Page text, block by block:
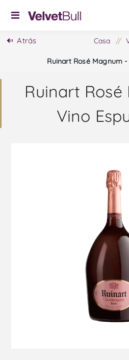
Atrás Casa /
Ruinart Rosé Magnum
Ruinart
Vino